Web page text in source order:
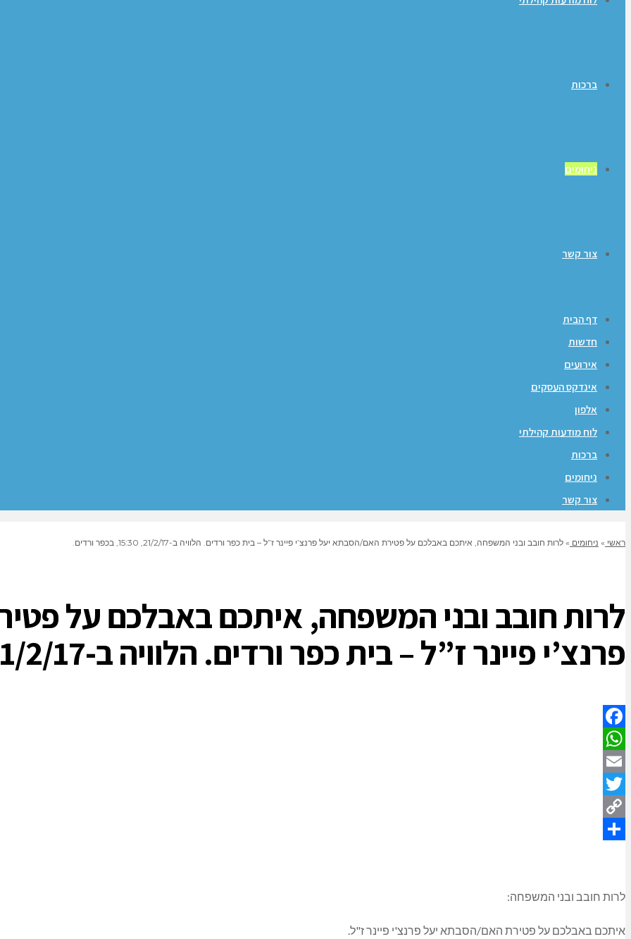
ברכות
ניחומים
צור קשר
דף הבית
חדשות
אירועים
אינדקס העסקים
אלפון
לוח מודעות קהילתי
ברכות
ניחומים
צור קשר
ראשי » ניחומים » לרות חובב ובני המשפחה, איתכם באבלכם על פטירת האם/הסבתא יעל פרנצ’י פיינר ז”ל – בית כפר ורדים. הלוויה ב-21/2/17, 15:30, בכפר ורדים.
לרות חובב ובני המשפחה, איתכם באבלכם על
פרנצ’י פיינר ז”ל – בית כפר ורדים. הלוויה ב-21/2/17, 15:30, בכפר ורדים.
Facebook
WhatsApp
Email
Twitter
Copy
לרות חובב ובני המשפחה:
איתכם באבלכם על פטירת האם/הסבתא יעל פרנצ'י פיינר ז"ל.